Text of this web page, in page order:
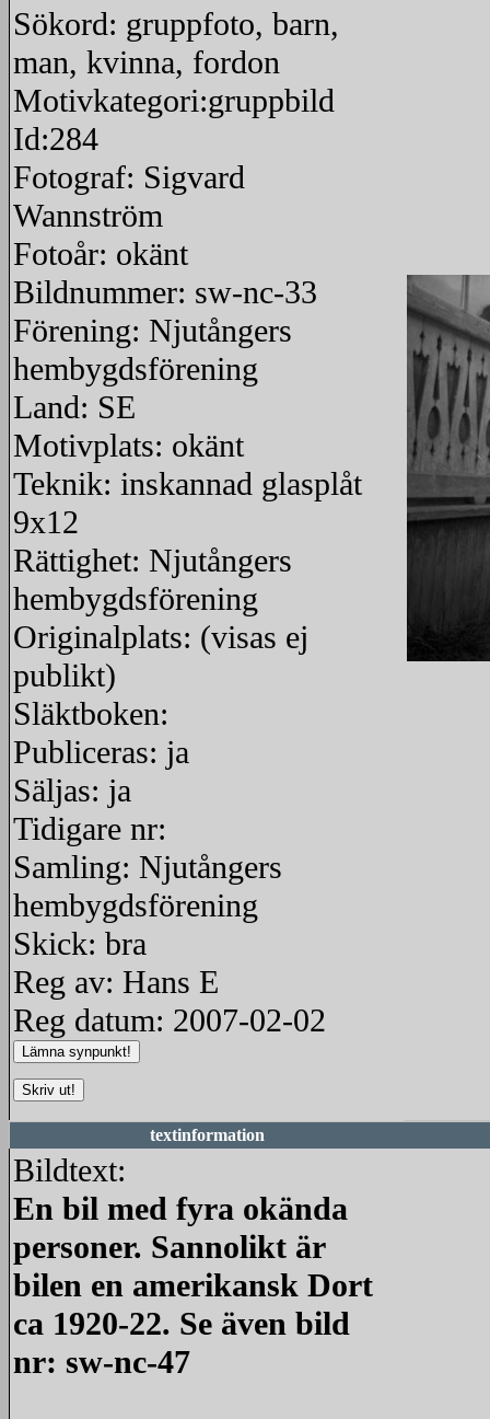
Sökord: gruppfoto, barn,
man, kvinna, fordon
Motivkategori:gruppbild
Id:284
Fotograf: Sigvard
Wannström
Fotoår: okänt
Bildnummer: sw-nc-33
Förening: Njutångers
hembygdsförening
Land: SE
Motivplats: okänt
Teknik: inskannad glasplåt
9x12
Rättighet: Njutångers
hembygdsförening
Originalplats: (visas ej
publikt)
Släktboken:
Publiceras: ja
Säljas: ja
Tidigare nr:
Samling: Njutångers
hembygdsförening
Skick: bra
Reg av: Hans E
Reg datum: 2007-02-02
textinformation
Bildtext:
En bil med fyra okända
personer. Sannolikt är
bilen en amerikansk Dort
ca 1920-22. Se även bild
nr: sw-nc-47